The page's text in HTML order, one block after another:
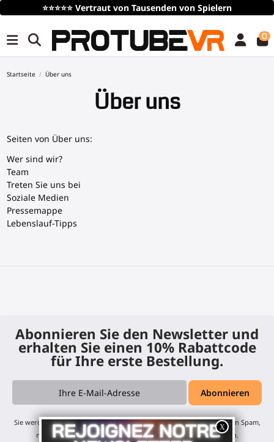
⭐⭐⭐⭐⭐ Vertraut von Tausenden von Spielern
0
Startseite Über uns
Über uns
Seiten von Über uns:
Wer sind wir?
Team
Treten Sie uns bei
Soziale Medien
Pressemappe
Lebenslauf-Tipps
Abonnieren Sie den Newsletter und
erhalten Sie einen 10% Rabattcode
für Ihre erste Bestellung.
Sie werden unsere monatlichen Updates und Angebote erhalten - kein Spam,
nur eine E-Mail pro Monat! Sie können sich jederzeit abmelden.